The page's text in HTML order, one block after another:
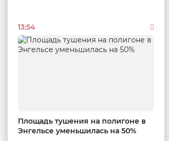
13:54
Площадь тушения на полигоне в
Энгельсе уменьшилась на 50%